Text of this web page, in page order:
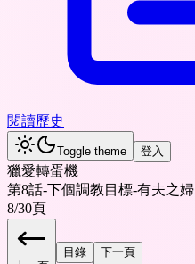
閱讀歷史
Toggle theme 登入
獵愛轉蛋機
第8話-下個調教目標-有夫之婦
8/30頁
目錄 下一頁